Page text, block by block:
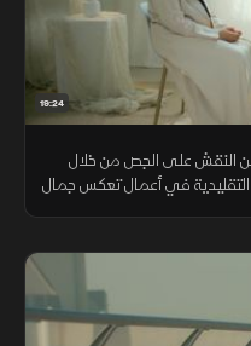
19:24
فن النقش على الجص من خلال
التقليدية في أعمال تعكس جمال